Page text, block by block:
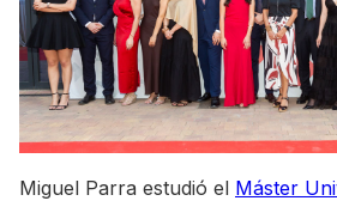
Miguel Parra estudió el Máster